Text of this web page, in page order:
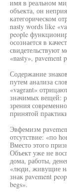
имя в реальном
объекта, он
категорическом
nasty words like
people
осознается в
свидетельствуют
«nasty», pavement
Содержание
путем анализа
«vagrant»
значимых вещей:
зрения
принятой
Эвфемизм
отсутствие: «по
Вместо этого
Объект уже не
дома, работы,
«люди, живущие
знак pavement
begs».